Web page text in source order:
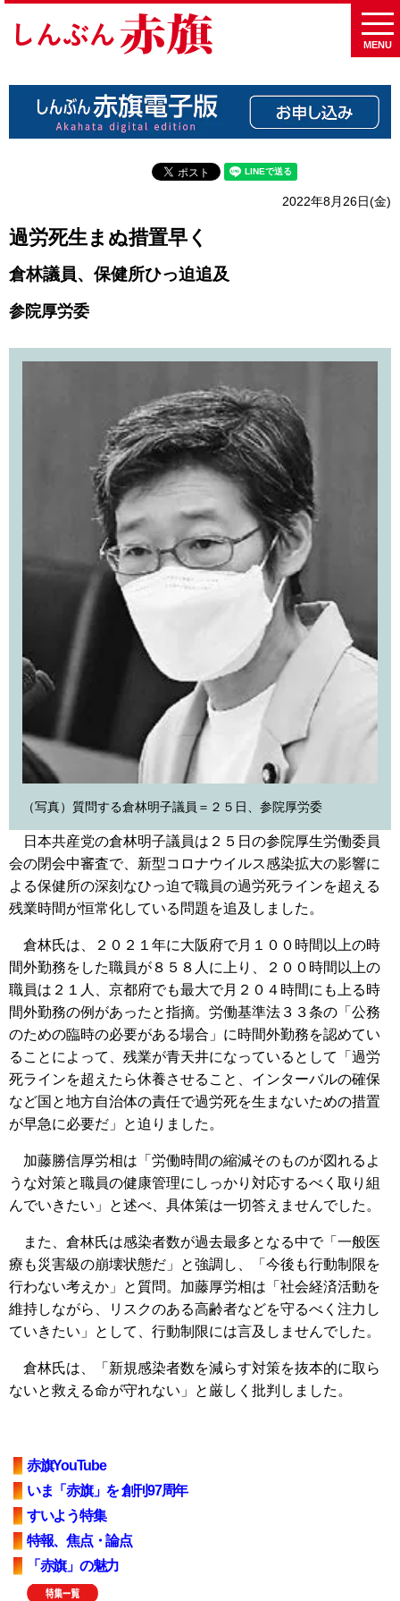
MENU
2022年8月26日(金)
過労死生まぬ措置早く
倉林議員、保健所ひっ迫追及
参院厚労委
（写真）質問する倉林明子議員＝２５日、参院厚労委
日本共産党の倉林明子議員は２５日の参院厚生労働委員
会の閉会中審査で、新型コロナウイルス感染拡大の影響に
よる保健所の深刻なひっ迫で職員の過労死ラインを超える
残業時間が恒常化している問題を追及しました。
倉林氏は、２０２１年に大阪府で月１００時間以上の時
間外勤務をした職員が８５８人に上り、２００時間以上の
職員は２１人、京都府でも最大で月２０４時間にも上る時
間外勤務の例があったと指摘。労働基準法３３条の「公務
のための臨時の必要がある場合」に時間外勤務を認めてい
ることによって、残業が青天井になっているとして「過労
死ラインを超えたら休養させること、インターバルの確保
など国と地方自治体の責任で過労死を生まないための措置
が早急に必要だ」と迫りました。
加藤勝信厚労相は「労働時間の縮減そのものが図れるよ
うな対策と職員の健康管理にしっかり対応するべく取り組
んでいきたい」と述べ、具体策は一切答えませんでした。
また、倉林氏は感染者数が過去最多となる中で「一般医
療も災害級の崩壊状態だ」と強調し、「今後も行動制限を
行わない考えか」と質問。加藤厚労相は「社会経済活動を
維持しながら、リスクのある高齢者などを守るべく注力し
ていきたい」として、行動制限には言及しませんでした。
倉林氏は、「新規感染者数を減らす対策を抜本的に取ら
ないと救える命が守れない」と厳しく批判しました。
赤旗YouTube
いま「赤旗」を 創刊97周年
すいよう特集
特報、焦点・論点
「赤旗」の魅力